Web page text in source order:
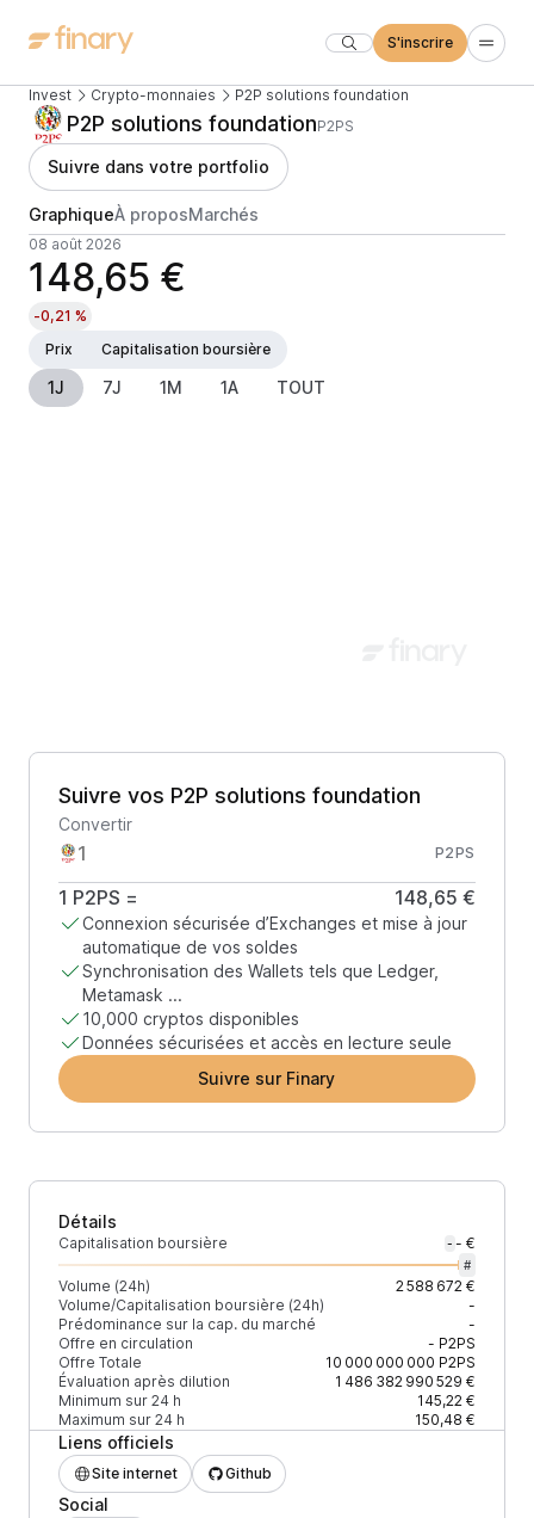
S'inscrire
Invest Crypto-monnaies P2P solutions foundation
P2P solutions foundationP2PS
Suivre dans votre portfolio
GraphiqueÀ proposMarchés
08 août 2026
148,65 €
-0,21 %
Prix
Capitalisation boursière
1J 7J 1M 1A TOUT
Suivre vos P2P solutions foundation
Convertir
P2PS
1 P2PS = 148,65 €
Connexion sécurisée d’Exchanges et mise à jour
automatique de vos soldes
Synchronisation des Wallets tels que Ledger,
Metamask ...
10,000 cryptos disponibles
Données sécurisées et accès en lecture seule
Suivre sur Finary
Détails
Capitalisation boursière - - €
#
Volume (24h)
2 588 672 €
Volume/Capitalisation boursière (24h)
-
Prédominance sur la cap. du marché
-
Offre en circulation
- P2PS
Offre Totale
10 000 000 000 P2PS
Évaluation après dilution
1 486 382 990 529 €
Minimum sur 24 h
145,22 €
Maximum sur 24 h
150,48 €
Liens officiels
Site internet Github
Social